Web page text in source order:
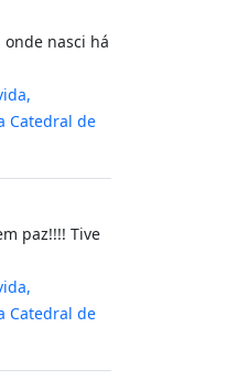
nasci há
Catedral de
paz!!!! Tive
Catedral de